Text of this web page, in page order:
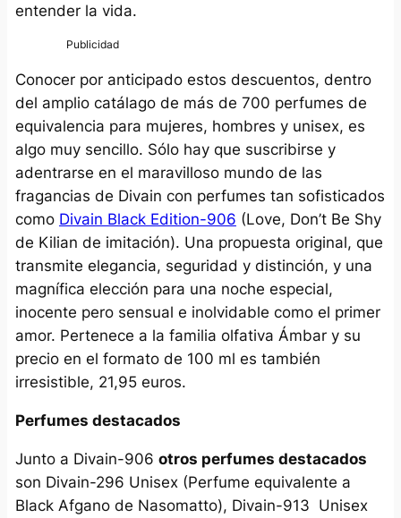
entender la vida.
Conocer por anticipado estos descuentos, dentro
del amplio catálago de más de 700 perfumes de
equivalencia para mujeres, hombres y unisex, es
algo muy sencillo. Sólo hay que suscribirse y
adentrarse en el maravilloso mundo de las
fragancias de Divain con perfumes tan sofisticados
como Divain Black Edition-906 (Love, Don’t Be Shy
de Kilian de imitación). Una propuesta original, que
transmite elegancia, seguridad y distinción, y una
magnífica elección para una noche especial,
inocente pero sensual e inolvidable como el primer
amor. Pertenece a la familia olfativa Ámbar y su
precio en el formato de 100 ml es también
irresistible, 21,95 euros.
Perfumes destacados
Junto a Divain-906 otros perfumes destacados
son Divain-296 Unisex (Perfume equivalente a
Black Afgano de Nasomatto), Divain-913 Unisex